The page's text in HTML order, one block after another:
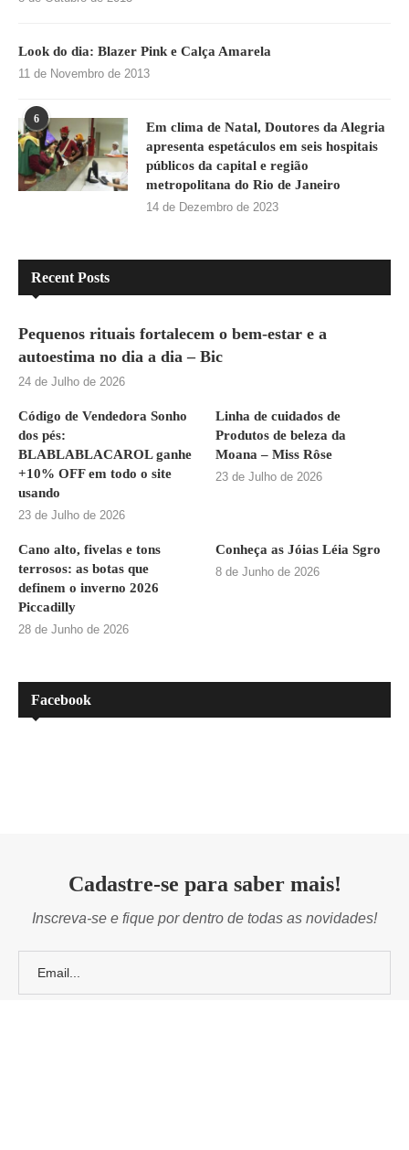
Look do dia: Blazer Pink e Calça Amarela
11 de Novembro de 2013
6
Em clima de Natal, Doutores da Alegria
apresenta espetáculos em seis hospitais
públicos da capital e região
metropolitana do Rio de Janeiro
14 de Dezembro de 2023
Recent Posts
Pequenos rituais fortalecem o bem-estar e a
autoestima no dia a dia – Bic
24 de Julho de 2026
Código de Vendedora Sonho
dos pés:
BLABLABLACAROL ganhe
+10% OFF em todo o site
usando
23 de Julho de 2026
Linha de cuidados de
Produtos de beleza da
Moana – Miss Rôse
23 de Julho de 2026
Cano alto, fivelas e tons
terrosos: as botas que
definem o inverno 2026
Piccadilly
28 de Junho de 2026
Conheça as Jóias Léia Sgro
8 de Junho de 2026
Facebook
Cadastre-se para saber mais!
Inscreva-se e fique por dentro de todas as novidades!